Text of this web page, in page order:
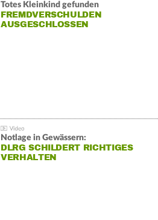
Totes Kleinkind gefunden
FREMDVERSCHULDEN
AUSGESCHLOSSEN
Notlage in Gewässern:
DLRG SCHILDERT RICHTIGES
VERHALTEN